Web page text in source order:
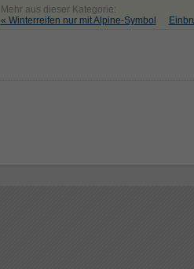
Mehr aus dieser Kategorie:
« Winterreifen nur mit Alpine-Symbol